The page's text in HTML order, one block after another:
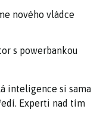
nového vládce
s powerbankou
inteligence si sama
Experti nad tím